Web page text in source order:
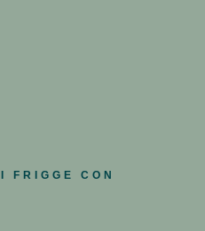
FRIGGE CON